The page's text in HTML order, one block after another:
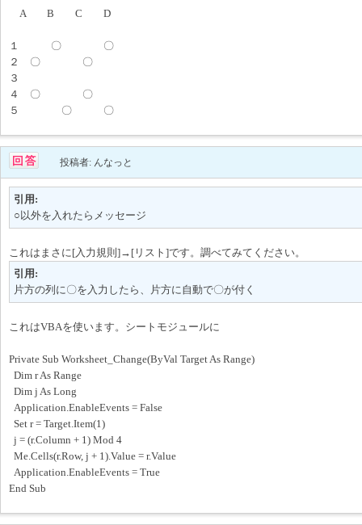
A B C D
１ 〇 〇
２ 〇 〇
３
４ 〇 〇
５ 〇 〇
投稿者: んなっと
引用:
○以外を入れたらメッセージ
これはまさに[入力規則]→[リスト]です。調べてみてください。
引用:
片方の列に〇を入力したら、片方に自動で〇が付く
これはVBAを使います。シートモジュールに
Private Sub Worksheet_Change(ByVal Target As Range)
Dim r As Range
Dim j As Long
Application.EnableEvents = False
Set r = Target.Item(1)
j = (r.Column + 1) Mod 4
Me.Cells(r.Row, j + 1).Value = r.Value
Application.EnableEvents = True
End Sub